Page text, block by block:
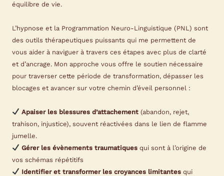
équilibre de vie.
L’hypnose et la Programmation Neuro-Linguistique (PNL) sont
des outils thérapeutiques puissants qui me permettent de
vous aider à naviguer à travers ces étapes avec plus de clarté
et d’ancrage. Mon approche vous offre le soutien nécessaire
pour traverser cette période de transformation, dépasser les
blocages et avancer sur votre chemin d’éveil personnel :
Apaiser les blessures d’attachement(abandon, rejet,
trahison, injustice), souvent réactivées dans le lien de flamme
jumelle.
Gérer les évènements traumatiquesqui sont à l’origine de
vos schémas répétitifs
Identifier et transformer les croyances limitantesqui